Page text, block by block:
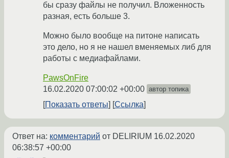
бы сразу файлы не получил. Вложенность
разная, есть больше 3.
Можно было вообще на питоне написать
это дело, но я не нашел вменяемых либ для
работы с медиафайлами.
PawsOnFire
16.02.2020 07:00:02 +00:00 автор топика
Показать ответы Ссылка
Ответ на: комментарий от DELIRIUM 16.02.2020
06:38:57 +00:00